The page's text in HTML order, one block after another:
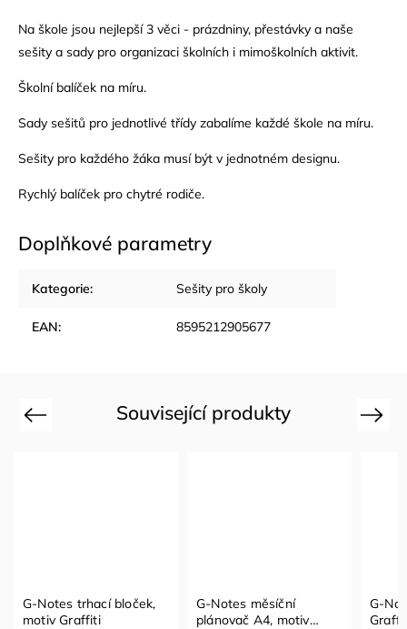
Na škole jsou nejlepší 3 věci - prázdniny, přestávky a naše
sešity a sady pro organizaci školních i mimoškolních aktivit.
Školní balíček na míru.
Sady sešitů pro jednotlivé třídy zabalíme každé škole na míru.
Sešity pro každého žáka musí být v jednotném designu.
Rychlý balíček pro chytré rodiče.
Doplňkové parametry
Kategorie: Sešity pro školy
EAN: 8595212905677
Související produkty
Previous
G-Notes trhací bloček,
motiv Graffiti
G-Notes měsíční
plánovač A4, motiv
G-
Next